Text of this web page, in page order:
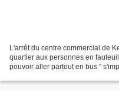
L'arrêt du centre commercial de
quartier aux personnes en
pouvoir aller partout en bus "